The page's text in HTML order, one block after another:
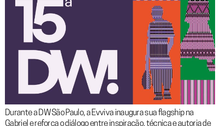
Durante a DW São Paulo, a Evviva inaugura sua flagship na
Gabriel e reforça o diálogo entre inspiração, técnica e autoria de